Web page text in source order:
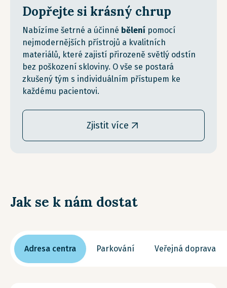
Dopřejte si krásný chrup
Nabízíme šetrné a účinné bělení pomocí
nejmodernějších přístrojů a kvalitních
materiálů, které zajistí přirozeně světlý odstín
bez poškození skloviny. O vše se postará
zkušený tým s individuálním přístupem ke
každému pacientovi.
Zjistit více
Jak se k nám dostat
Adresa centra Parkování Veřejná doprava